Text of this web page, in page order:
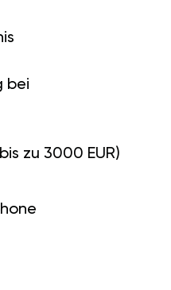
bei
zu 3000 EUR)